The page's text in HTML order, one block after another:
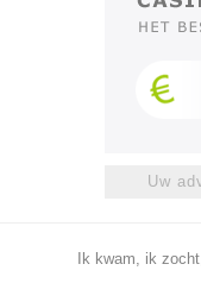
Uw
Ik kwam, ik